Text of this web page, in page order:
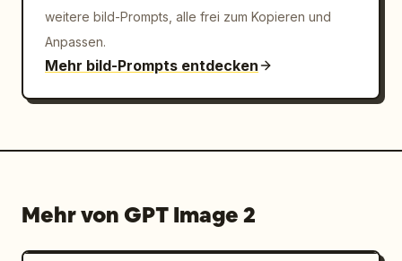
        "elements": ["GitHub Open Source
Projekt", "
"QR-Code"]
}
weitere bild-Prompts, alle frei zum Kopieren und
Anpassen.
Mehr bild-Prompts entdecken
Mehr von GPT Image 2